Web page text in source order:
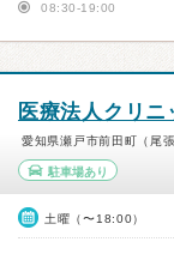
08:30-19:00
医療法人クリ
愛知県瀬戸市前田町（尾張
駐車場あり
土曜（〜18:00）